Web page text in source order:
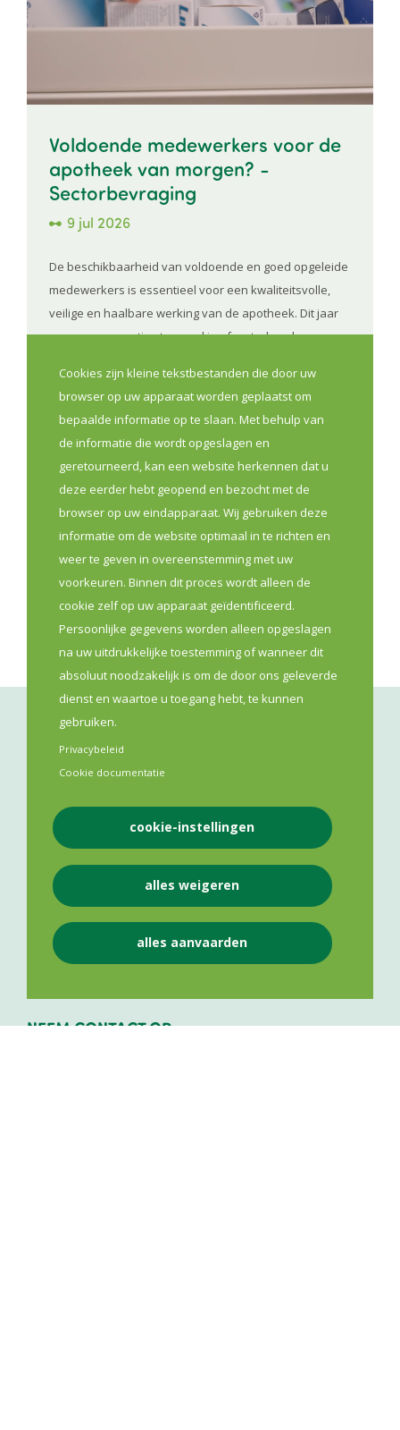
Voldoende medewerkers voor de
apotheek van morgen? -
Sectorbevraging
9 jul 2026
De beschikbaarheid van voldoende en goed opgeleide
medewerkers is essentieel voor een kwaliteitsvolle,
veilige en haalbare werking van de apotheek. Dit jaar
was er een ernstige terugval in afgestudeerde
hun opleiding hervormd.. Om als sector goed
voorbereid te zijn en gepaste maatregelen te kunnen
vragen, hebben we betrouwbare gegevens nodig over
de reële behoefte aan medewerkers in de Vlaamse
apotheken.
Cookies zijn kleine tekstbestanden die door uw
browser op uw apparaat worden geplaatst om
bepaalde informatie op te slaan. Met behulp van
de informatie die wordt opgeslagen en
geretourneerd, kan een website herkennen dat u
deze eerder hebt geopend en bezocht met de
browser op uw eindapparaat. Wij gebruiken deze
informatie om de website optimaal in te richten en
weer te geven in overeenstemming met uw
voorkeuren. Binnen dit proces wordt alleen de
cookie zelf op uw apparaat geïdentificeerd.
Persoonlijke gegevens worden alleen opgeslagen
na uw uitdrukkelijke toestemming of wanneer dit
absoluut noodzakelijk is om de door ons geleverde
dienst en waartoe u toegang hebt, te kunnen
gebruiken.
Privacybeleid
Cookie documentatie
cookie-instellingen
alles weigeren
alles aanvaarden
VLAAMS APOTHEKERS NETWERK VZW
Lange Leemstraat 187
Antwerpen
BE 0841 975 143
NEEM CONTACT OP